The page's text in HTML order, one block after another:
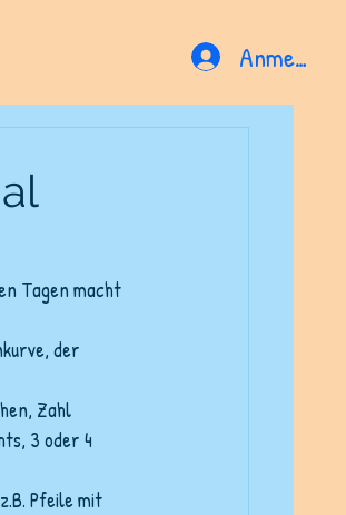
Anmelden
Tagen macht
der
Zahl
3 oder 4
Pfeile mit